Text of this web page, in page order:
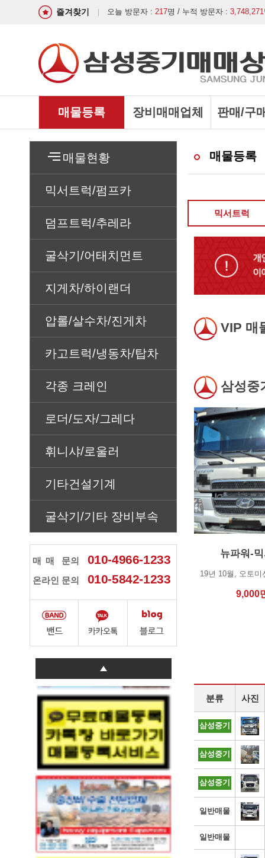
즐겨찾기 오늘 방문자 : 217명 / 누적 방문자 : 3,748,271
매물등록 장비매매업체 판매/구
매물현황
믹서트럭/펌프카
덤프트럭/추레라
굴삭기/어태치먼트
지게차/하이랜더
압롤/살수차/진게차
카고트럭/냉동차/탑차
각종 크레인
로더/도자/그레다
휘니샤/로울러
기타건설기계
굴삭기/기타 장비부속
매매 문의 010-4966-1233
온라인 문의 010-5842-1233
매물등록
믹서트럭
VIP 매
삼성중
뉴파워-
9,000
분류 사진
삼성중기
삼성중기
삼성중기
일반매물
일반매물